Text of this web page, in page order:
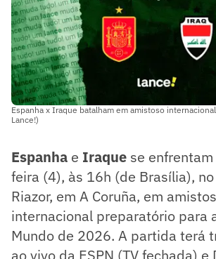
Espanha x Iraque batalham em amistoso
Lance!)
Espanha e Iraque se
feira (4), às 16h (de Brasília),
Riazor, em A Coruña, em
internacional preparatório para
Mundo de 2026. A partida terá
ao vivo da ESPN (TV fechada) e